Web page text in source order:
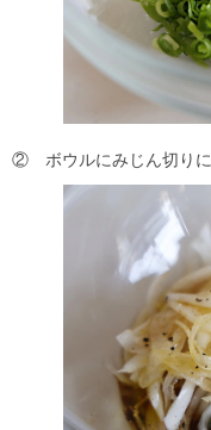
② ボウルにみじん切りに